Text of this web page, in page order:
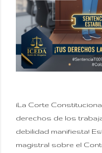
¡La Corte
derechos de los
debilidad manifiesta!
magistral sobre el